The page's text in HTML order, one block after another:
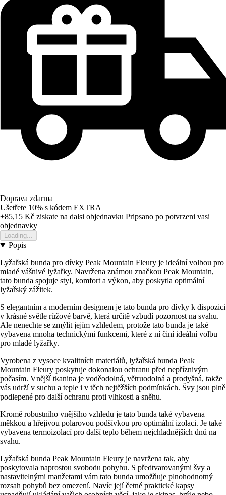
Doprava zdarma
Ušetřete 10% s kódem EXTRA
+85,15 Kč ziskate na dalsi objednavku Pripsano po potvrzeni vasi
objednavky
Loading...
Popis
Lyžařská bunda pro dívky Peak Mountain Fleury je ideální volbou pro
mladé vášnivé lyžařky. Navržena známou značkou Peak Mountain,
tato bunda spojuje styl, komfort a výkon, aby poskytla optimální
lyžařský zážitek.
S elegantním a moderním designem je tato bunda pro dívky k dispozici
v krásné světle růžové barvě, která určitě vzbudí pozornost na svahu.
Ale nenechte se zmýlit jejím vzhledem, protože tato bunda je také
vybavena mnoha technickými funkcemi, které z ní činí ideální volbu
pro mladé lyžařky.
Vyrobena z vysoce kvalitních materiálů, lyžařská bunda Peak
Mountain Fleury poskytuje dokonalou ochranu před nepříznivým
počasím. Vnější tkanina je voděodolná, větruodolná a prodyšná, takže
vás udrží v suchu a teple i v těch nejtěžších podmínkách. Švy jsou plně
podlepené pro další ochranu proti vlhkosti a sněhu.
Kromě robustního vnějšího vzhledu je tato bunda také vybavena
měkkou a hřejivou polarovou podšívkou pro optimální izolaci. Je také
vybavena termoizolací pro další teplo během nejchladnějších dnů na
svahu.
Lyžařská bunda Peak Mountain Fleury je navržena tak, aby
poskytovala naprostou svobodu pohybu. S předtvarovanými švy a
nastavitelnými manžetami vám tato bunda umožňuje plnohodnotný
rozsah pohybů bez omezení. Navíc její četné praktické kapsy